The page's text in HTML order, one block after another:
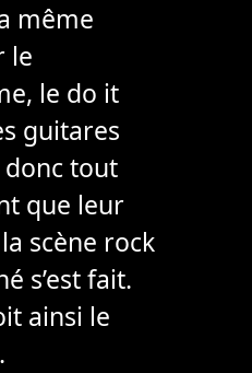
même
le
le do it
guitares
donc tout
que leur
scène rock
s’est fait.
ainsi le